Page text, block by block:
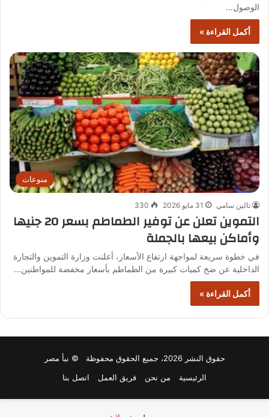
الوصول…
أكمل القراءة »
منوعات
تالين سامي 31 مايو 2026 330
التموين تعلن عن توفير الطماطم بسعر 20 جنيها
وأماكن بيعها بالجملة
في خطوة سريعة لمواجهة ارتفاع الأسعار، أعلنت وزارة التموين والتجارة
الداخلية عن ضخ كميات كبيرة من الطماطم بأسعار مخفضة للمواطنين…
أكمل القراءة »
حقوق النشر 2026، جميع الحقوق محفوظة © نبأ مصر
الرئيسية
من نحن فريق العمل اتصل بنا